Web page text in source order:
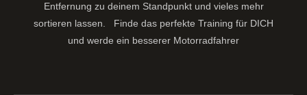
Entfernung zu deinem Standpunkt und vieles mehr
sortieren lassen. Finde das perfekte Training für DICH
und werde ein besserer Motorradfahrer